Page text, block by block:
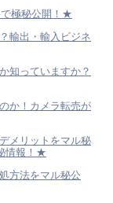
極秘公開！★
輸出・輸入ビジネ
知っていますか？
か！カメラ転売が
メリットをマル秘
情報！★
方法をマル秘公